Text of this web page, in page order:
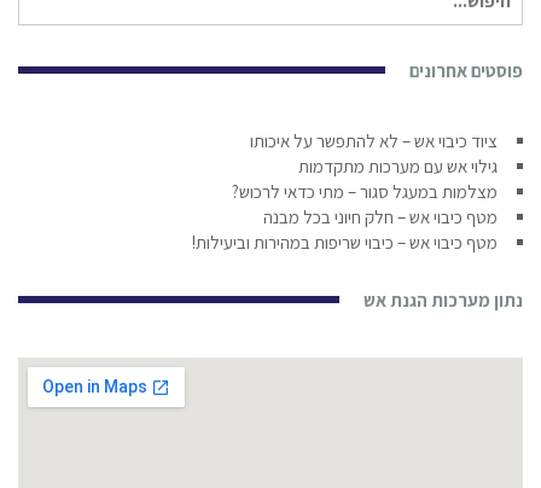
עבור:
פוסטים אחרונים
ציוד כיבוי אש – לא להתפשר על איכותו
גילוי אש עם מערכות מתקדמות
מצלמות במעגל סגור – מתי כדאי לרכוש?
מטף כיבוי אש – חלק חיוני בכל מבנה
מטף כיבוי אש – כיבוי שריפות במהירות וביעילות!
נתון מערכות הגנת אש